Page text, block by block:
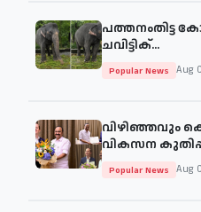
പത്തനംതിട്ട
ചവിട്ടിക്...
Popular News Aug
വിഴിഞ്ഞവും
വികസന
Popular News Aug